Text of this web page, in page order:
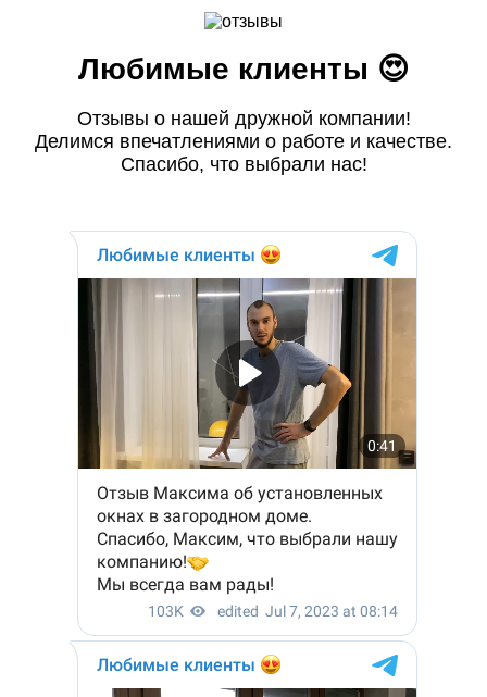
Любимые клиенты 😍
Отзывы о нашей дружной компании!
Делимся впечатлениями о работе и качестве.
Спасибо, что выбрали нас!